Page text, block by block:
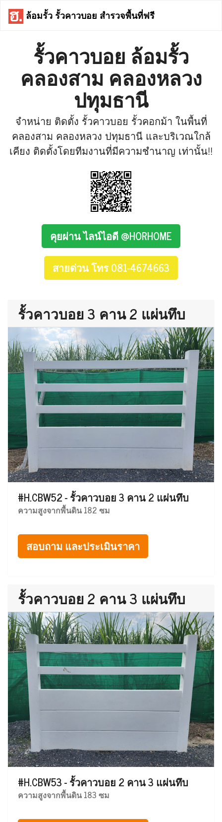
ล้อมรั้ว รั้วคาวบอย สำรวจพื้นที่ฟรี
รั้วคาวบอย ล้อมรั้ว
คลองสาม คลองหลวง
ปทุมธานี
จำหน่าย ติดตั้ง รั้วคาวบอย รั้วคอกม้า ในพื้นที่
คลองสาม คลองหลวง ปทุมธานี และบริเวณใกล้
เคียง ติดตั้งโดยทีมงานที่มีความชำนาญ เท่านั้น!!
คุยผ่าน ไลน์ไอดี @HORHOME
สายด่วน โทร 081-4674663
รั้วคาวบอย 3 คาน 2 แผ่นทึบ
#H.CBW52 - รั้วคาวบอย 3 คาน 2 แผ่นทึบ
ความสูงจากพื้นดิน 182 ซม
สอบถาม และประเมินราคา
รั้วคาวบอย 2 คาน 3 แผ่นทึบ
#H.CBW53 - รั้วคาวบอย 2 คาน 3 แผ่นทึบ
ความสูงจากพื้นดิน 183 ซม